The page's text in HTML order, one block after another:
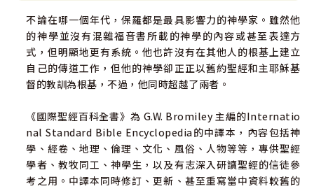
不論在哪一個年代，保羅都是最具影響力的神學家。雖然他
的神學並沒有混雜福音書所載的神學的內容或甚至表達方
式，但明顯地更有系統。他也許沒有在其他人的根基上建立
自己的傳道工作，但他的神學卻正正以舊約聖經和主耶穌基
督的教訓為根基，不過，他同時超越了兩者。
《國際聖經百科全書》為 G.W. Bromiley 主編的Internatio
nal Standard Bible Encyclopedia的中譯本，內容包括神
學、經卷、地理、倫理、文化、風俗、人物等等，專供聖經
學者、教牧同工、神學生，以及有志深入研讀聖經的信徒參
考之用。中譯本同時修訂、更新、甚至重寫當中資料較舊的